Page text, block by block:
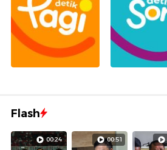
Flash
00:24 00:51